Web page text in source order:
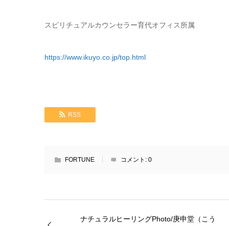
スピリチュアルカウンセラー育代オフィス所属
https://www.ikuyo.co.jp/top.html
RSS
FORTUNE コメント: 0
ナチュラルヒーリングPhoto/庚申堂（こう